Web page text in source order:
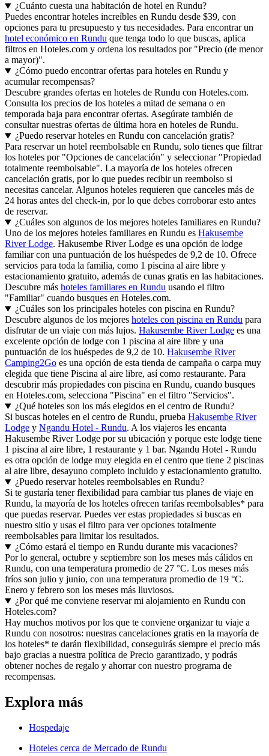
¿Cuánto cuesta una habitación de hotel en Rundu?
Puedes encontrar hoteles increíbles en Rundu desde $39, con
opciones para tu presupuesto y tus necesidades. Para encontrar un
hotel económico en Rundu que tenga todo lo que buscas, aplica
filtros en Hoteles.com y ordena los resultados por "Precio (de menor
a mayor)".
¿Cómo puedo encontrar ofertas para hoteles en Rundu y
acumular recompensas?
Descubre grandes ofertas en hoteles de Rundu con Hoteles.com.
Consulta los precios de los hoteles a mitad de semana o en
temporada baja para encontrar ofertas. Asegúrate también de
consultar nuestras ofertas de última hora en hoteles de Rundu.
¿Puedo reservar hoteles en Rundu con cancelación gratis?
Para reservar un hotel reembolsable en Rundu, solo tienes que filtrar
los hoteles por "Opciones de cancelación" y seleccionar "Propiedad
totalmente reembolsable". La mayoría de los hoteles ofrecen
cancelación gratis, por lo que puedes recibir un reembolso si
necesitas cancelar. Algunos hoteles requieren que canceles más de
24 horas antes del check-in, por lo que debes corroborar esto antes
de reservar.
¿Cuáles son algunos de los mejores hoteles familiares en Rundu?
Uno de los mejores hoteles familiares en Rundu es Hakusembe
River Lodge. Hakusembe River Lodge es una opción de lodge
familiar con una puntuación de los huéspedes de 9,2 de 10. Ofrece
servicios para toda la familia, como 1 piscina al aire libre y
estacionamiento gratuito, además de cunas gratis en las habitaciones.
Descubre más hoteles familiares en Rundu usando el filtro
"Familiar" cuando busques en Hoteles.com.
¿Cuáles son los principales hoteles con piscina en Rundu?
Descubre algunos de los mejores hoteles con piscina en Rundu para
disfrutar de un viaje con más lujos. Hakusembe River Lodge es una
excelente opción de lodge con 1 piscina al aire libre y una
puntuación de los huéspedes de 9,2 de 10. Hakusembe River
Camping2Go es una opción de esta tienda de campaña o carpa muy
elegida que tiene Piscina al aire libre, así como restaurante. Para
descubrir más propiedades con piscina en Rundu, cuando busques
en Hoteles.com, selecciona "Piscina" en el filtro "Servicios".
¿Qué hoteles son los más elegidos en el centro de Rundu?
Si buscas hoteles en el centro de Rundu, prueba Hakusembe River
Lodge y Ngandu Hotel - Rundu. A los viajeros les encanta
Hakusembe River Lodge por su ubicación y porque este lodge tiene
1 piscina al aire libre, 1 restaurante y 1 bar. Ngandu Hotel - Rundu
es otra opción de lodge muy elegida en el centro que tiene 2 piscinas
al aire libre, desayuno completo incluido y estacionamiento gratuito.
¿Puedo reservar hoteles reembolsables en Rundu?
Si te gustaría tener flexibilidad para cambiar tus planes de viaje en
Rundu, la mayoría de los hoteles ofrecen tarifas reembolsables* para
que puedas reservar. Puedes ver estas propiedades si buscas en
nuestro sitio y usas el filtro para ver opciones totalmente
reembolsables para limitar los resultados.
¿Cómo estará el tiempo en Rundu durante mis vacaciones?
Por lo general, octubre y septiembre son los meses más cálidos en
Rundu, con una temperatura promedio de 27 °C. Los meses más
fríos son julio y junio, con una temperatura promedio de 19 °C.
Enero y febrero son los meses más lluviosos.
¿Por qué me conviene reservar mi alojamiento en Rundu con
Hoteles.com?
Hay muchos motivos por los que te conviene organizar tu viaje a
Rundu con nosotros: nuestras cancelaciones gratis en la mayoría de
los hoteles* te darán flexibilidad, conseguirás siempre el precio más
bajo gracias a nuestra política de Precio garantizado, y podrás
obtener noches de regalo y ahorrar con nuestro programa de
recompensas.
Explora más
Hospedaje
Hoteles cerca de Mercado de Rundu